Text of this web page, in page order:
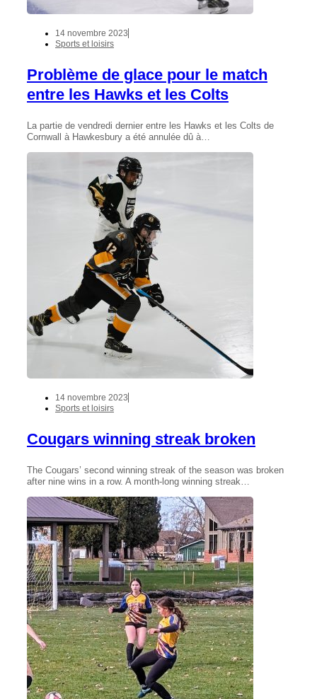
14 novembre 2023
Sports et loisirs
Problème de glace pour le match
entre les Hawks et les Colts
La partie de vendredi dernier entre les Hawks et les Colts de
Cornwall à Hawkesbury a été annulée dû à…
14 novembre 2023
Sports et loisirs
Cougars winning streak broken
The Cougars’ second winning streak of the season was broken
after nine wins in a row. A month-long winning streak…